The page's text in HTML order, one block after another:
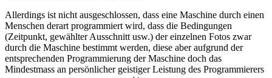
Allerdings ist nicht ausgeschlossen, dass eine Maschine durch einen
Menschen derart programmiert wird, dass die Bedingungen
(Zeitpunkt, gewählter Ausschnitt usw.) der einzelnen Fotos zwar
durch die Maschine bestimmt werden, diese aber aufgrund der
entsprechenden Programmierung der Maschine doch das
Mindestmass an persönlicher geistiger Leistung des Programmierers